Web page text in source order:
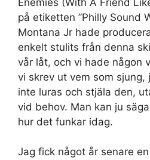
på etiketten ”Philly Sound
Montana Jr hade
enkelt stulits från denna
vår låt, och vi hade någon
vi skrev ut vem som sjung,
inte luras och stjäla den,
vid behov. Man kan ju
hur det funkar idag.
Jag fick något år senare